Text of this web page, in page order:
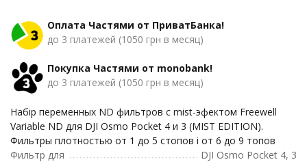
Оплата Частями от ПриватБанка!
до 3 платежей (1050 грн в месяц)
Покупка Частями от monobank!
до 3 платежей (1050 грн в месяц)
Набір переменных ND фильтров с mist-эфектом Freewell
Variable ND для DJI Osmo Pocket 4 и 3 (MIST EDITION).
Фильтры плотностью от 1 до 5 стопов і от 6 до 9 топов
Фильтр для
DJI Osmo Pocket 4, 3